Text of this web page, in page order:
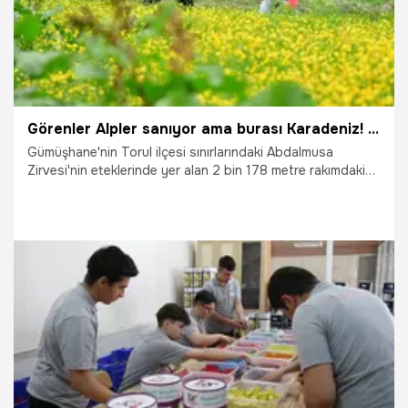
Görenler Alpler sanıyor ama burası Karadeniz! Gümüşhane'nin saklı cenneti hayran bırakıyor
Gümüşhane'nin Torul ilçesi sınırlarındaki Abdalmusa
Zirvesi'nin eteklerinde yer alan 2 bin 178 metre rakımdaki
Yaylası, geleneksel taş ve ahşap evleriyle doğaseverlerin
ve fotoğrafçıların yeni cazibe merkezi haline geldi.
27.06.2026 Gündem